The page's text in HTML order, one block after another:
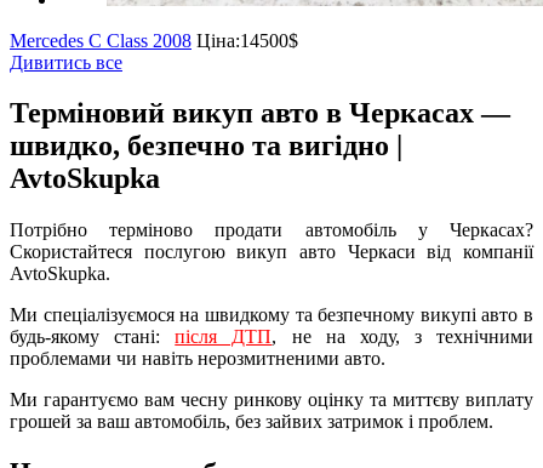
Mercedes C Class 2008 Ціна:14500$
Дивитись все
Терміновий викуп авто в Черкасах —
швидко, безпечно та вигідно |
AvtoSkupka
Потрібно терміново продати автомобіль у Черкасах?
Скористайтеся послугою викуп авто Черкаси від компанії
AvtoSkupka.
Ми спеціалізуємося на швидкому та безпечному викупі авто в
будь-якому стані:після ДТП, не на ходу, з технічними
проблемами чи навіть нерозмитненими авто.
Ми гарантуємо вам чесну ринкову оцінку та миттєву виплату
грошей за ваш автомобіль, без зайвих затримок і проблем.